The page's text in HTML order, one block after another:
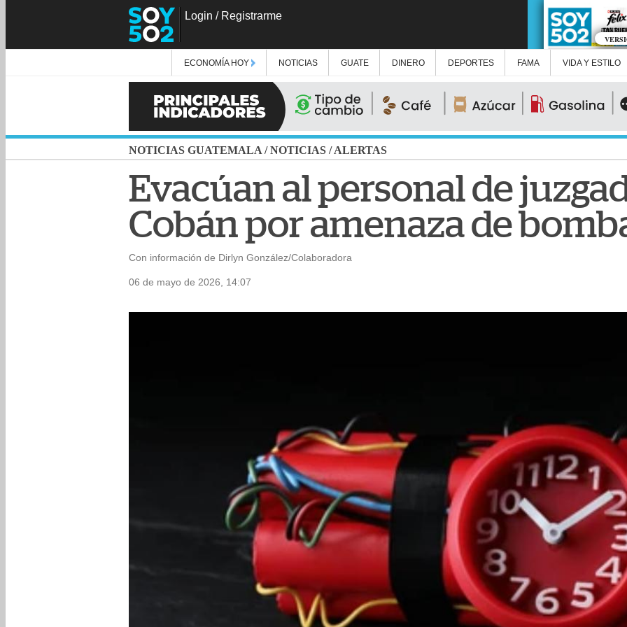
Login / Registrarme
ECONOMÍA HOY NOTICIAS GUATE DINERO DEPORTES FAMA VIDA Y ESTILO
NOTICIAS GUATEMALA /NOTICIAS /ALERTAS
Evacúan al personal de
Cobán por amenaza de
Con información de Dirlyn González/Colaboradora
06 de mayo de 2026, 14:07